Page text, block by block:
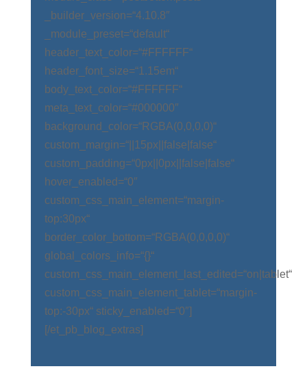
_builder_version=“4.10.8″
_module_preset=“default“
header_text_color=“#FFFFFF“
header_font_size=“1.15em“
body_text_color=“#FFFFFF“
meta_text_color=“#000000″
background_color=“RGBA(0,0,0,0)“
custom_margin=“||15px||false|false“
custom_padding=“0px||0px||false|false“
hover_enabled=“0″
custom_css_main_element=“margin-
top:30px“
border_color_bottom=“RGBA(0,0,0,0)“
global_colors_info=“{}“
custom_css_main_element_last_edited=“on|tablet“
custom_css_main_element_tablet=“margin-
top:-30px“ sticky_enabled=“0″]
[/et_pb_blog_extras]